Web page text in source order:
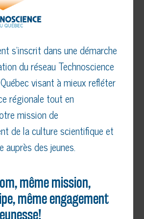
Suivante
AUSSI…
– TECHNOSCIENCE
TECHNOSCIENCE CŒUR DU
2026
s’inscrit dans une démarche
du réseau Technoscience
visant à mieux refléter
régionale tout en
mission de
de la culture scientifique et
auprès des jeunes.
même mission,
même engagement